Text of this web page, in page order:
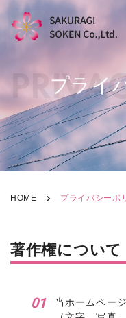
プライ
HOME プライバシーポ
著作権について
当ホームペー